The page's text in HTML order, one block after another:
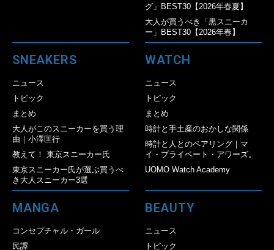
グ」BEST30【2026年春夏】
大人が買うべき「黒スニーカ
ー」BEST30【2026年春】
SNEAKERS
ニュース
トピック
まとめ
大人がこのスニーカーを買う理
由｜小澤匡行
教えて！ 東京スニーカー氏
東京スニーカー氏が選ぶ買うべ
き大人スニーカー3選
WATCH
ニュース
トピック
まとめ
時計と手土産のおかしな関係
時計と人とのペアリング｜マ
イ・プライベート・アワーズ。
UOMO Watch Academy
MANGA
コンセプチャル・ガール
民譚
BEAUTY
ニュース
トピック